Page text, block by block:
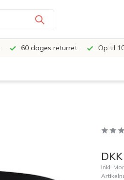
60 dages returret Op til
Inkl.